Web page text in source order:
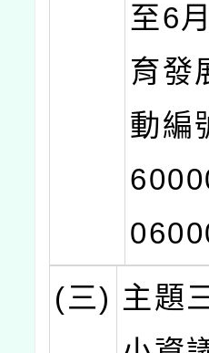
至6
育發
動編
(三) 主題